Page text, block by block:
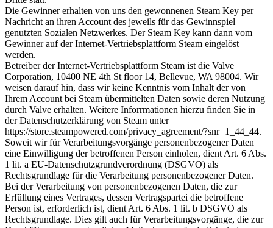
Die Gewinner erhalten von uns den gewonnenen Steam Key per
Nachricht an ihren Account des jeweils für das Gewinnspiel
genutzten Sozialen Netzwerkes. Der Steam Key kann dann vom
Gewinner auf der Internet-Vertriebsplattform Steam eingelöst
werden.
Betreiber der Internet-Vertriebsplattform Steam ist die Valve
Corporation, 10400 NE 4th St floor 14, Bellevue, WA 98004. Wir
weisen darauf hin, dass wir keine Kenntnis vom Inhalt der von
Ihrem Account bei Steam übermittelten Daten sowie deren Nutzung
durch Valve erhalten. Weitere Inforrmationen hierzu finden Sie in
der Datenschutzerklärung von Steam unter
https://store.steampowered.com/privacy_agreement/?snr=1_44_44.
Soweit wir für Verarbeitungsvorgänge personenbezogener Daten
eine Einwilligung der betroffenen Person einholen, dient Art. 6 Abs.
1 lit. a EU-Datenschutzgrundverordnung (DSGVO) als
Rechtsgrundlage für die Verarbeitung personenbezogener Daten.
Bei der Verarbeitung von personenbezogenen Daten, die zur
Erfüllung eines Vertrages, dessen Vertragspartei die betroffene
Person ist, erforderlich ist, dient Art. 6 Abs. 1 lit. b DSGVO als
Rechtsgrundlage. Dies gilt auch für Verarbeitungsvorgänge, die zur